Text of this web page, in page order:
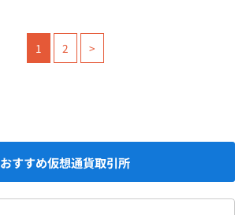
1 2 >
おすすめ仮想通貨取引所